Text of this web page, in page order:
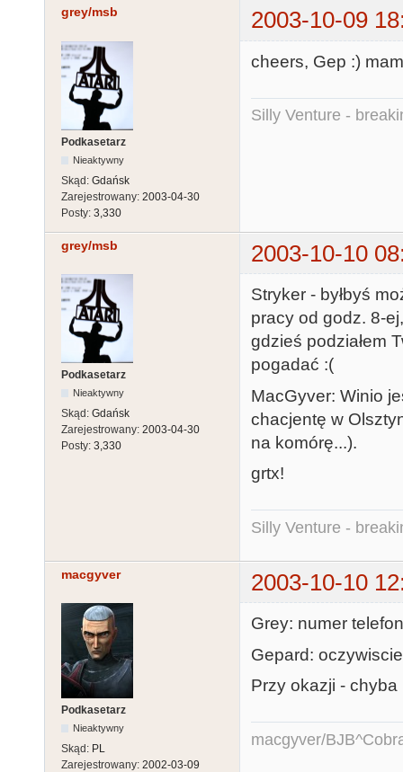
grey/msb 2003-10-09
Podkasetarz
Nieaktywny
Skąd: Gdańsk
Zarejestrowany: 2003-04-30
Posty: 3,330
cheers, Gep :)
Silly Venture -
grey/msb 2003-10-10
Podkasetarz
Nieaktywny
Skąd: Gdańsk
Zarejestrowany: 2003-04-30
Posty: 3,330
Stryker - byłbyś
pracy od godz. 8-
gdzieś podziałem
pogadać :(
MacGyver: Winio
chacjentę w
na komórę...).
grtx!
Silly Venture -
macgyver 2003-10-10
Podkasetarz
Nieaktywny
Skąd: PL
Zarejestrowany: 2002-03-09
Grey: numer
Gepard:
Przy okazji -
macgyver/